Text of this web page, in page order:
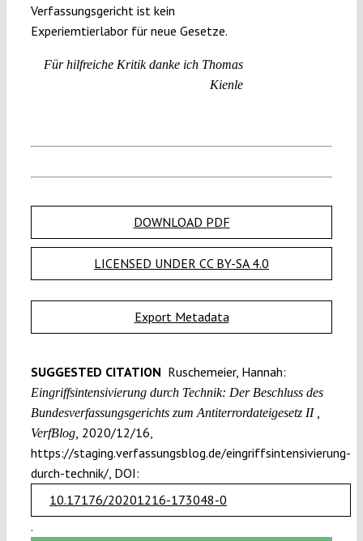
Verfassungsgericht ist kein
Experiemtierlabor für neue Gesetze.
Für hilfreiche Kritik danke ich Thomas
Kienle
DOWNLOAD PDF
LICENSED UNDER CC BY-SA 4.0
Export Metadata
SUGGESTED CITATION Ruschemeier, Hannah:
Eingriffsintensivierung durch Technik: Der Beschluss des
Bundesverfassungsgerichts zum Antiterrordateigesetz II ,
VerfBlog, 2020/12/16,
https://staging.verfassungsblog.de/eingriffsintensivierung-
durch-technik/, DOI:
10.17176/20201216-173048-0
.